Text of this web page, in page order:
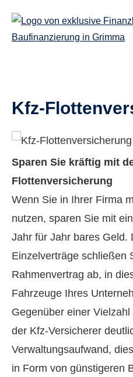
Kfz-
Sparen Sie kräftig mit
Flottenversicherung
Wenn Sie in Ihrer Firma
nutzen, sparen Sie mit
Jahr für Jahr bares Geld.
Einzelverträge schließen
Rahmenvertrag ab, in
Fahrzeuge Ihres
Gegenüber einer
der Kfz-Versicherer
Verwaltungsaufwand,
in Form von günstigeren